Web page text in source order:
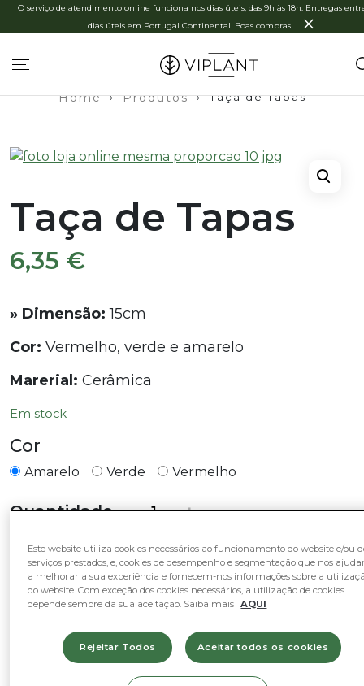
O serviço de atendimento online funciona nos dias úteis, das 9h às 18h. Entregas
dias úteis em Portugal Continental. Boas compras!
×
Home › Produtos › Taça de Tapas
Taça de Tapas
6,35 €
» Dimensão: 15cm
Cor: Vermelho, verde e amarelo
Marerial: Cerâmica
Em stock
Cor
Amarelo Verde Vermelho
Quantidade
Quantidade
Taça
Tapas
- +
Adicionar ao Cesto
Categorias
Decoração e Complementos
Este website utiliza cookies necessários ao funcionamento do website e/ou
serviços prestados, e, cookies de desempenho e segmentação que nos
a melhorar a sua experiência e fornecem-nos informações sobre a
do website. Com exceção dos cookies necessários, a utilização de cookies
depende sempre da sua aceitação. Saiba mais
AQUI
Rejeitar Todos Aceitar todos os cookies